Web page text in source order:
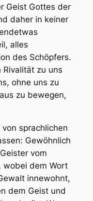
Geist Gottes der
daher in keiner
alles
des Schöpfers.
zu uns
ohne uns zu
zu bewegen,
sprachlichen
Gewöhnlich
vom
wobei dem Wort
innewohnt,
dem Geist und